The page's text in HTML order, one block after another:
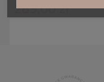
289,00 zł